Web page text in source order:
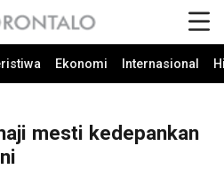
Ekonomi Internasional
mesti kedepankan